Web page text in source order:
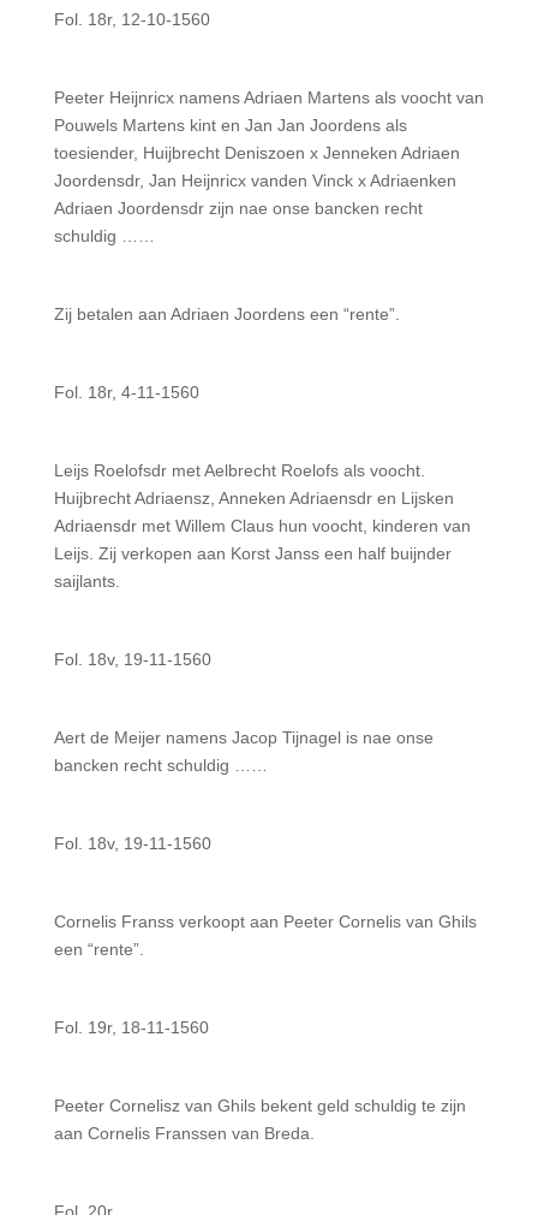
Fol. 18r, 12-10-1560
Peeter Heijnricx namens Adriaen Martens als voocht van
Pouwels Martens kint en Jan Jan Joordens als
toesiender, Huijbrecht Deniszoen x Jenneken Adriaen
Joordensdr, Jan Heijnricx vanden Vinck x Adriaenken
Adriaen Joordensdr zijn nae onse bancken recht
schuldig ……
Zij betalen aan Adriaen Joordens een “rente”.
Fol. 18r, 4-11-1560
Leijs Roelofsdr met Aelbrecht Roelofs als voocht.
Huijbrecht Adriaensz, Anneken Adriaensdr en Lijsken
Adriaensdr met Willem Claus hun voocht, kinderen van
Leijs. Zij verkopen aan Korst Janss een half buijnder
saijlants.
Fol. 18v, 19-11-1560
Aert de Meijer namens Jacop Tijnagel is nae onse
bancken recht schuldig ……
Fol. 18v, 19-11-1560
Cornelis Franss verkoopt aan Peeter Cornelis van Ghils
een “rente”.
Fol. 19r, 18-11-1560
Peeter Cornelisz van Ghils bekent geld schuldig te zijn
aan Cornelis Franssen van Breda.